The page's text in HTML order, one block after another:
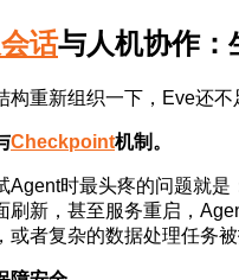
话与人机协作：
构重新组织一下，Eve还
Checkpoint机制。
Agent时最头疼的问题就
刷新，甚至服务重启，
或者复杂的数据处理任务被